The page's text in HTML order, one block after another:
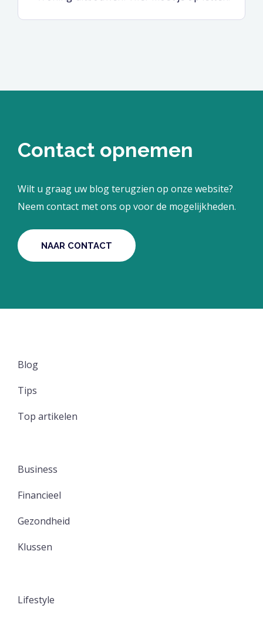
Blog
Tips
Top artikelen
Business
Financieel
Gezondheid
Klussen
Lifestyle
Contact opnemen
Wilt u graag uw blog terugzien op onze website?
Neem contact met ons op voor de mogelijkheden.
NAAR CONTACT